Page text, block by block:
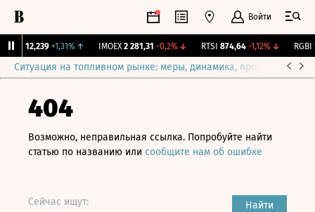
Войти
12,239 +1,31% ↑ IMOEX 2 281,31 -0,2%↓ RTSI 874,64 -1,12%↓ RGBI
Ситуация на топливном рынке: меры, динамика, прогнозы
404
Возможно, неправильная ссылка. Попробуйте найти
статью по названию или сообщите нам об ошибке
Сейчас ищут: Найти